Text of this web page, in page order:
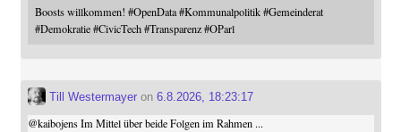
Boosts willkommen! #OpenData #Kommunalpolitik #Gemeinderat
#Demokratie #CivicTech #Transparenz #OParl
Till Westermayeron 6.8.2026, 18:23:17
@kaibojensIm Mittel über beide Folgen im Rahmen ...